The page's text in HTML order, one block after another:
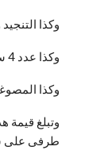
وكذا
وكذا عدد 4 سجادة 3*3م من النوع العجمى وعدد 6 مشاية من النوع العجمى ,قائمة منقولات زوجية 2020 Word
وكذا المصوغات
طرفى على